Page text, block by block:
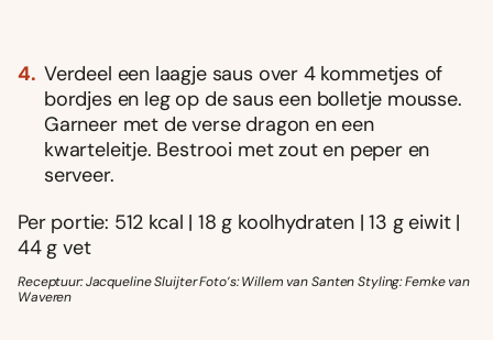
Verdeel een laagje saus over 4 kommetjes of
bordjes en leg op de saus een bolletje mousse.
Garneer met de verse dragon en een
kwarteleitje. Bestrooi met zout en peper en
serveer.
Per portie: 512 kcal | 18 g koolhydraten | 13 g eiwit |
44 g vet
Receptuur: Jacqueline Sluijter Foto’s: Willem van Santen Styling: Femke van
Waveren